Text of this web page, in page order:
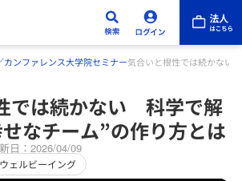
カンファレンス大学院セミナー気合いと根性では続かない
では続かない 科学で解
なチーム”の作り方とは
日：2026/04/09
ェルビーイング